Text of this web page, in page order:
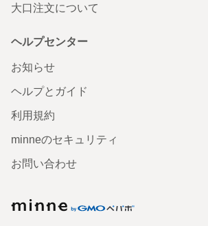
大口注文について
ヘルプセンター
お知らせ
ヘルプとガイド
利用規約
minneのセキュリティ
お問い合わせ